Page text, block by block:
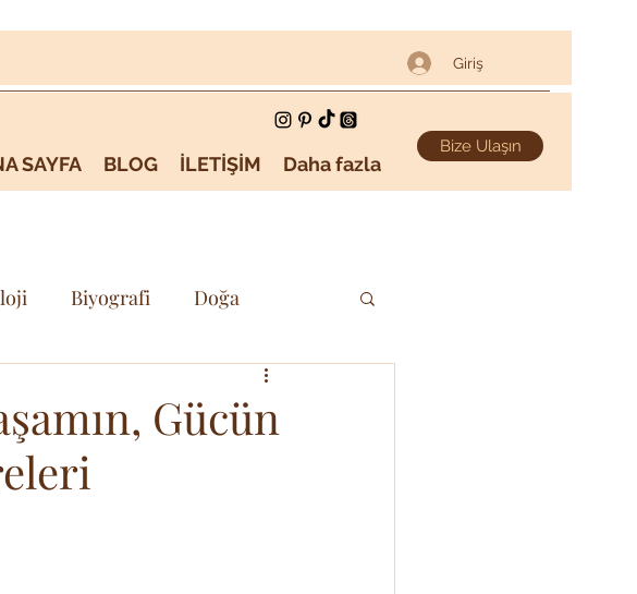
Giriş
SAYFA BLOG İLETİŞİM Daha fazla
Bize Ulaşın
Biyografi Doğa
Sanat & Kültür
Gücün